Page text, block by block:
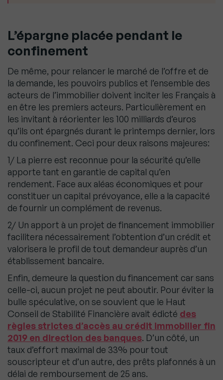
L’épargne placée pendant le
confinement
De même, pour relancer le marché de l’offre et de
la demande, les pouvoirs publics et l’ensemble des
acteurs de l’immobilier doivent inciter les Français à
en être les premiers acteurs. Particulièrement en
les invitant à réorienter les 100 milliards d’euros
qu’ils ont épargnés durant le printemps dernier, lors
du confinement. Ceci pour deux raisons majeures:
1/ La pierre est reconnue pour la sécurité qu’elle
apporte tant en garantie de capital qu’en
rendement. Face aux aléas économiques et pour
constituer un capital prévoyance, elle a la capacité
de fournir un complément de revenus.
2/ Un apport à un projet de financement immobilier
facilitera nécessairement l’obtention d’un crédit et
valorisera le profil de tout demandeur auprès d’un
établissement bancaire.
Enfin, demeure la question du financement car sans
celle-ci, aucun projet ne peut aboutir. Pour éviter la
bulle spéculative, on se souvient que le Haut
Conseil de Stabilité Financière avait édicté des
règles strictes d’accès au crédit immobilier fin
2019 en direction des banques. D’un côté, un
taux d’effort maximal de 33% pour tout
souscripteur et d’un autre, des prêts plafonnés à un
délai de remboursement de 25 ans.